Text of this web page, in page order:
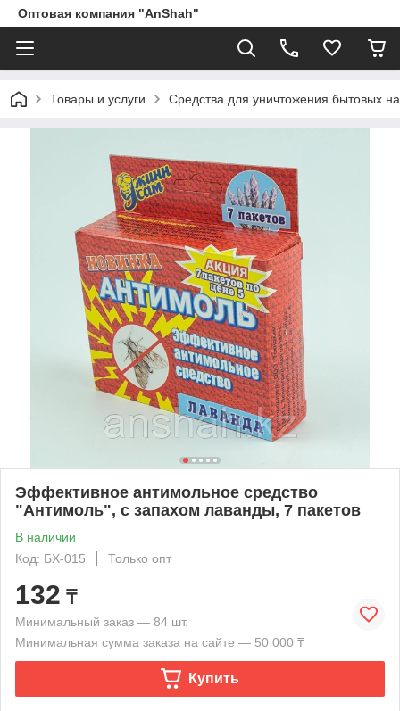
Оптовая компания "AnShah"
Товары и услуги Средства для уничтожения бытовых
Эффективное антимольное средство
"Антимоль", с запахом лаванды, 7 пакетов
В наличии
Код: БХ-015
Только опт
132 ₸
Минимальный заказ — 84 шт.
Минимальная сумма заказа на сайте — 50 000 ₸
Купить